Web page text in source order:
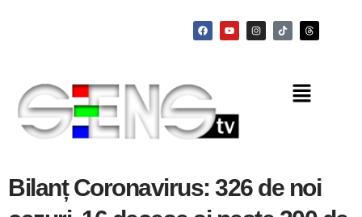
Bilanț Coronavirus: 326 de noi